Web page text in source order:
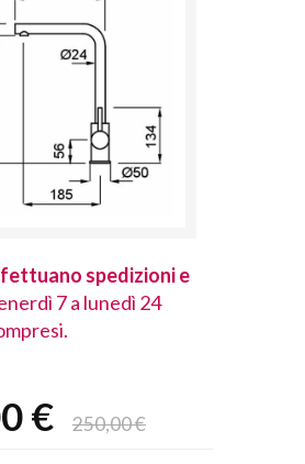
spedizioni e
7 a lunedì 24
€ 250,00 €